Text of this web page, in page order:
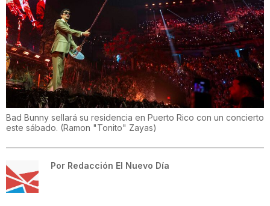
Bad Bunny sellará su residencia en Puerto Rico con un concierto
este sábado. (Ramon "Tonito" Zayas)
Por Redacción El Nuevo Día